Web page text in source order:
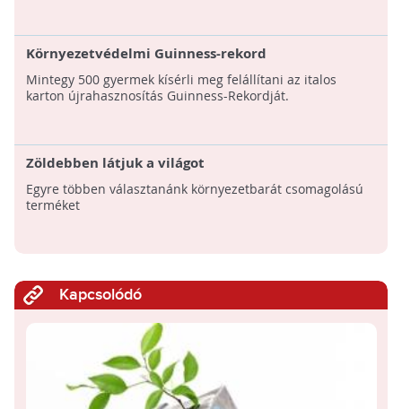
Környezetvédelmi Guinness-rekord
Mintegy 500 gyermek kísérli meg felállítani az italos
karton újrahasznosítás Guinness-Rekordját.
Zöldebben látjuk a világot
Egyre többen választanánk környezetbarát csomagolású
terméket
Kapcsolódó